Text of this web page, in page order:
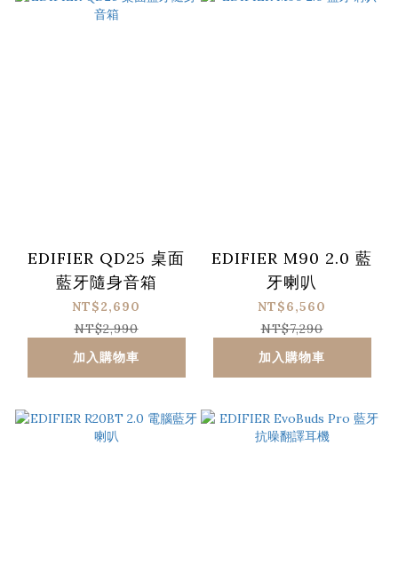
EDIFIER QD25 桌面
藍牙隨身音箱
NT$2,690
NT$2,990
加入購物車
EDIFIER M90 2.0 藍
牙喇叭
NT$6,560
NT$7,290
加入購物車